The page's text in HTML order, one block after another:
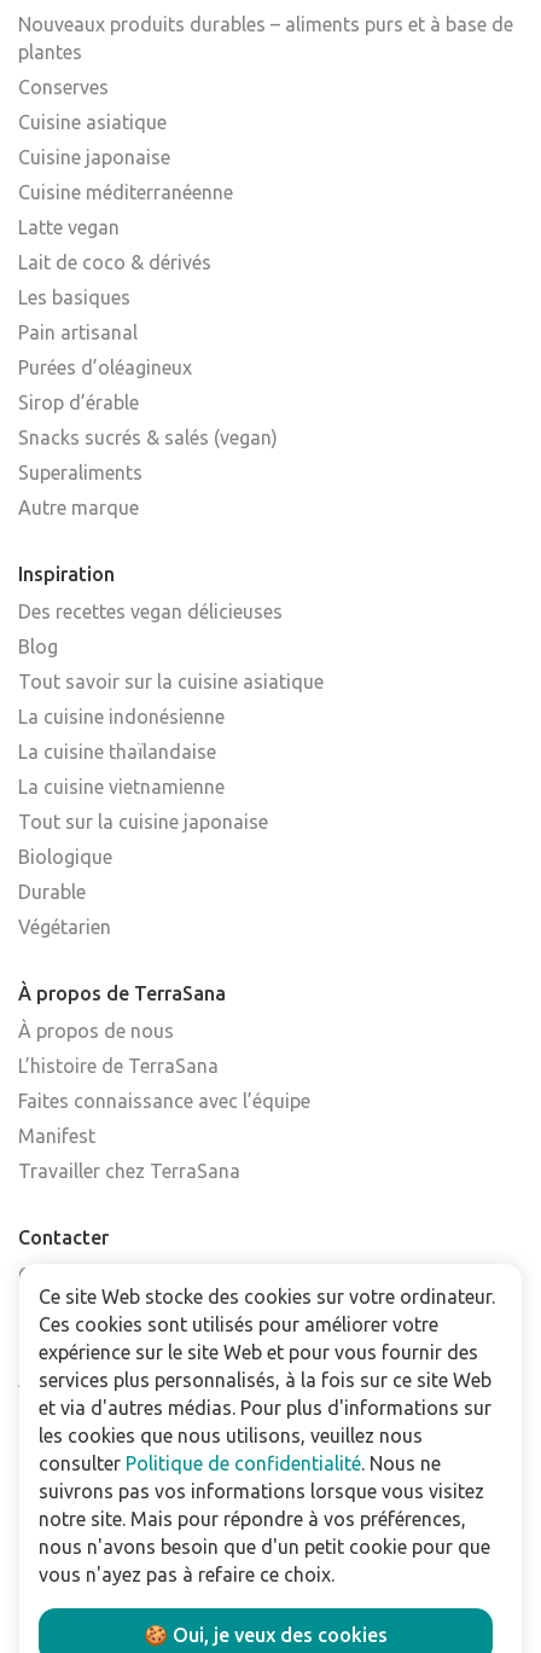
Nouveaux produits durables – aliments purs et à base de
plantes
Conserves
Cuisine asiatique
Cuisine japonaise
Cuisine méditerranéenne
Latte vegan
Lait de coco & dérivés
Les basiques
Pain artisanal
Purées d’oléagineux
Sirop d’érable
Snacks sucrés & salés (vegan)
Superaliments
Autre marque
Inspiration
Des recettes vegan délicieuses
Blog
Tout savoir sur la cuisine asiatique
La cuisine indonésienne
La cuisine thaïlandaise
La cuisine vietnamienne
Tout sur la cuisine japonaise
Biologique
Durable
Végétarien
À propos de TerraSana
À propos de nous
L’histoire de TerraSana
Faites connaissance avec l’équipe
Manifest
Travailler chez TerraSana
Contacter
Contactez-nous
Trouver un point de vente
FAQ
Abonnez-vous à la newsletter
Pour les professionnels
Téléchargements
Politique de confidentialité
Conditions Générales de Vente
Utilisation du site
Ce site Web stocke des cookies sur votre ordinateur.
Ces cookies sont utilisés pour améliorer votre
expérience sur le site Web et pour vous fournir des
services plus personnalisés, à la fois sur ce site Web
et via d'autres médias. Pour plus d'informations sur
les cookies que nous utilisons, veuillez nous
consulter Politique de confidentialité. Nous ne
suivrons pas vos informations lorsque vous visitez
notre site. Mais pour répondre à vos préférences,
nous n'avons besoin que d'un petit cookie pour que
vous n'ayez pas à refaire ce choix.
🍪 Oui, je veux des cookies